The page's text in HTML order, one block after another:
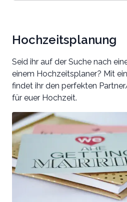
Hochzeitsplanung
Seid ihr auf der Suche nach
einem Hochzeitsplaner? Mit
findet ihr den perfekten
für euer Hochzeit.